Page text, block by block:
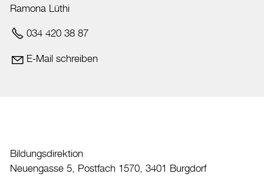
Ramona Lüthi
034 420 38 87
E-Mail schreiben
Bildungsdirektion
Neuengasse 5, Postfach 1570, 3401 Burgdorf